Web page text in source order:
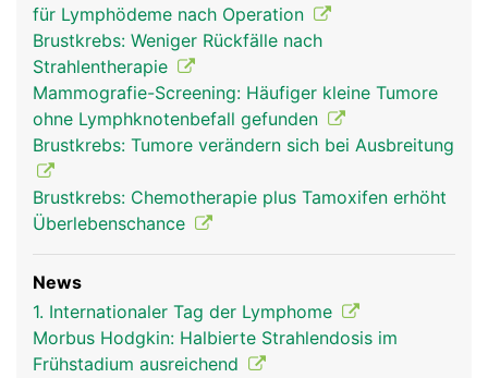
für Lymphödeme nach Operation
Brustkrebs: Weniger Rückfälle nach
Strahlentherapie
Mammografie-Screening: Häufiger kleine Tumore
ohne Lymphknotenbefall gefunden
Brustkrebs: Tumore verändern sich bei Ausbreitung
Brustkrebs: Chemotherapie plus Tamoxifen erhöht
Überlebenschance
News
1. Internationaler Tag der Lymphome
Morbus Hodgkin: Halbierte Strahlendosis im
Frühstadium ausreichend